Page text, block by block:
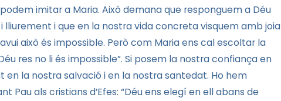
imitar a Maria. Això demana que responguem a Déu
lliurement i que en la nostra vida concreta visquem amb joia
això és impossible. Però com Maria ens cal escoltar la
res no li és impossible”. Si posem la nostra confiança en
en la nostra salvació i en la nostra santedat. Ho hem
als cristians d’Efes: “Déu ens elegí en ell abans de